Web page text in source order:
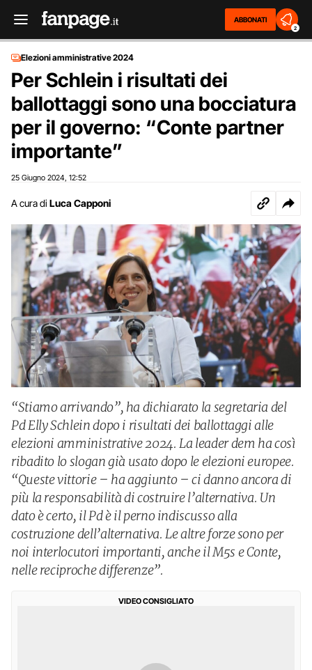
ABBONATI
2
Elezioni amministrative 2024
Per Schlein i risultati dei
ballottaggi sono una bocciatura
per il governo: “Conte partner
importante”
25 Giugno 2024 12:52
A cura di Luca Capponi
“Stiamo arrivando”, ha dichiarato la segretaria del
Pd Elly Schlein dopo i risultati dei ballottaggi alle
elezioni amministrative 2024. La leader dem ha così
ribadito lo slogan già usato dopo le elezioni europee.
“Queste vittorie – ha aggiunto – ci danno ancora di
più la responsabilità di costruire l’alternativa. Un
dato è certo, il Pd è il perno indiscusso alla
costruzione dell’alternativa. Le altre forze sono per
noi interlocutori importanti, anche il M5s e Conte,
nelle reciproche differenze”.
VIDEO CONSIGLIATO